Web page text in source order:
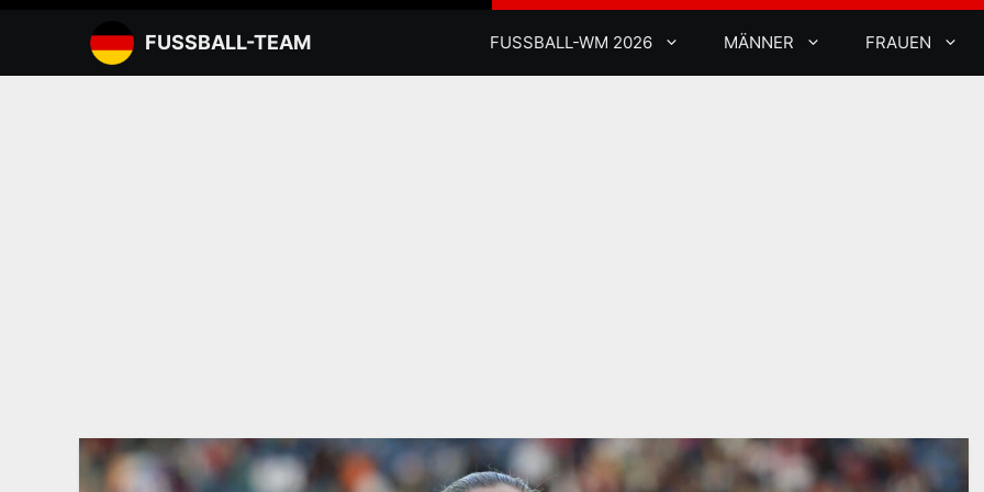
FUSSBALL-TEAM FUSSBALL-WM 2026 MÄNNER FRAUEN